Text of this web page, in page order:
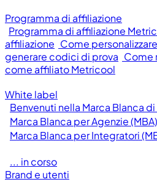
Programma di affiliazione
Programma di affiliazione
affiliazione Come
generare codici di prova Come
come affiliato Metricool
White label
Benvenuti nella Marca Blanca
Marca Blanca per Agenzie (MBA)
Marca Blanca per Integratori
... in corso
Brand e utenti